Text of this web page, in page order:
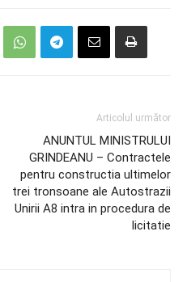
Articolul următor
ANUNTUL MINISTRULUI
GRINDEANU – Contractele
pentru constructia ultimelor
trei tronsoane ale Autostrazii
Unirii A8 intra in procedura de
licitatie